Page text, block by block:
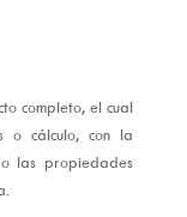
completo, el cual
o cálculo, con la
las propiedades